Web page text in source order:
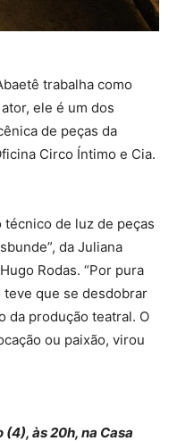
trabalha como
ele é um dos
de peças da
Circo Íntimo e Cia.
de luz de peças
da Juliana
Rodas. “Por pura
que se desdobrar
da produção teatral. O
ou paixão, virou
às 20h, na Casa